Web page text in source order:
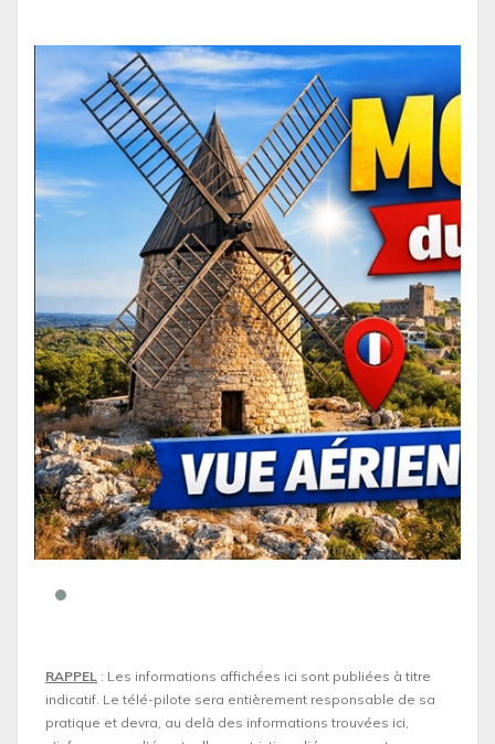
RAPPEL : Les informations affichées ici sont publiées à titre
indicatif. Le télé-pilote sera entièrement responsable de sa
pratique et devra, au delà des informations trouvées ici,